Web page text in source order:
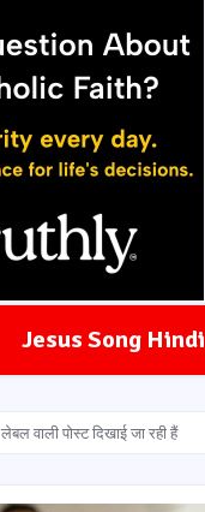
Jesus Song Hindi
लेबल वाली पोस्ट दिखाई जा रही हैं